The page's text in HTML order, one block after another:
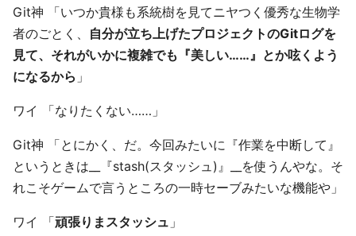
Git神 「いつか貴様も系統樹を見てニヤつく優秀な生物学
者のごとく、 自分が立ち上げたプロジェクトのGitログを
見て、それがいかに複雑でも『美しい……』とか呟くよう
になるから 」
ワイ 「なりたくない……」
Git神 「とにかく、だ。今回みたいに『作業を中断して』
というときは__『stash(スタッシュ)』__を使うんやな。そ
れこそゲームで言うところの一時セーブみたいな機能や」
ワイ 「頑張りまスタッシュ 」